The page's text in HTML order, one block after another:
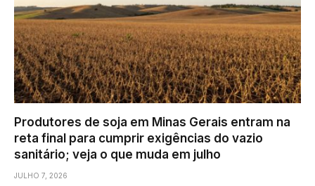
Produtores de soja em Minas Gerais entram na
reta final para cumprir exigências do vazio
sanitário; veja o que muda em julho
JULHO 7, 2026